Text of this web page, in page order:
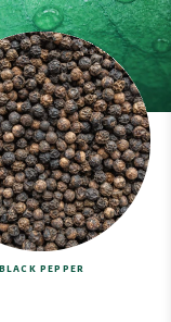
BLACK PEPPER